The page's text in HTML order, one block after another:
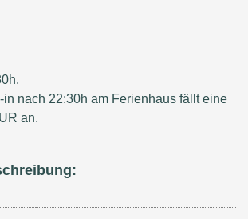
in nach 22:30h am Ferienhaus fällt eine
an.